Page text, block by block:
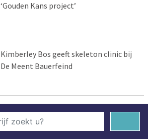
‘Gouden Kans project’
Kimberley Bos geeft skeleton clinic bij
De Meent Bauerfeind